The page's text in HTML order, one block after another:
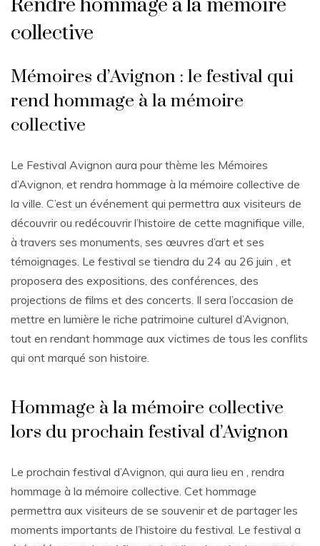
Rendre hommage à la mémoire
collective
Mémoires d’Avignon : le festival qui
rend hommage à la mémoire
collective
Le Festival Avignon aura pour thème les Mémoires
d’Avignon, et rendra hommage à la mémoire collective de
la ville. C’est un événement qui permettra aux visiteurs de
découvrir ou redécouvrir l’histoire de cette magnifique ville,
à travers ses monuments, ses œuvres d’art et ses
témoignages. Le festival se tiendra du 24 au 26 juin , et
proposera des expositions, des conférences, des
projections de films et des concerts. Il sera l’occasion de
mettre en lumière le riche patrimoine culturel d’Avignon,
tout en rendant hommage aux victimes de tous les conflits
qui ont marqué son histoire.
Hommage à la mémoire collective
lors du prochain festival d’Avignon
Le prochain festival d’Avignon, qui aura lieu en , rendra
hommage à la mémoire collective. Cet hommage
permettra aux visiteurs de se souvenir et de partager les
moments importants de l’histoire du festival. Le festival a